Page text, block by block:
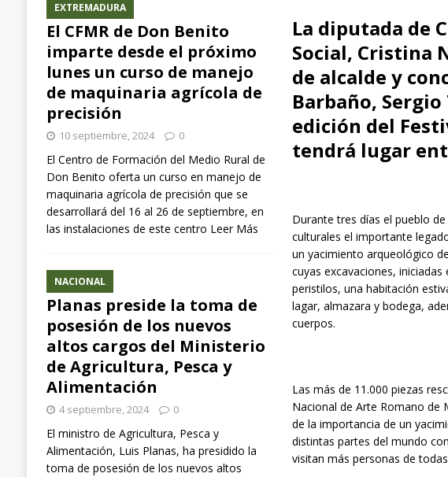
La diputada de
Social, Cristina
de alcalde y
Barbaño,
edición del
tendrá lugar
Durante tres días el pueblo
culturales el importante
un yacimiento arqueológico
cuyas excavaciones,
peristilos, una habitación
lagar, almazara y bodega,
cuerpos.
Las más de 11.000 piezas
Nacional de Arte Romano de
de la importancia de un
distintas partes del mundo
visitan más personas de
EXTREMADURA
El CFMR de Don Benito
imparte desde el próximo
lunes un curso de manejo
de maquinaria agrícola de
precisión
10 septiembre, 2024 0
El Centro de Formación del Medio Rural de
Don Benito oferta un curso en manejo de
maquinaria agrícola de precisión que se
desarrollará del 16 al 26 de septiembre, en
las instalaciones de este centro Leer Más
NACIONAL
Planas preside la toma de
posesión de los nuevos
altos cargos del Ministerio
de Agricultura, Pesca y
Alimentación
4 septiembre, 2024 0
El ministro de Agricultura, Pesca y
Alimentación, Luis Planas, ha presidido la
toma de posesión de los nuevos altos